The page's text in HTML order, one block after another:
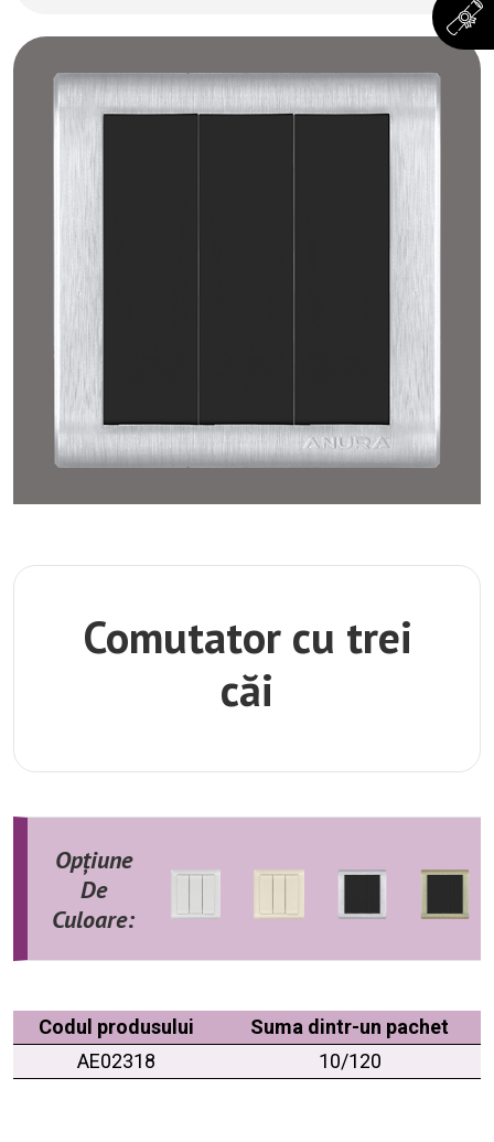
Comutator cu trei
căi
Opțiune
De
Culoare:
Codul produsului
Suma dintr-un pachet
AE02318
10/120